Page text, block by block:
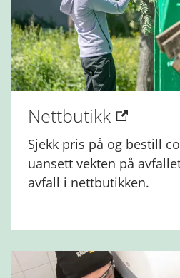
Nettbutikk
Sjekk pris på og bestill
uansett vekten på
avfall i nettbutikken.